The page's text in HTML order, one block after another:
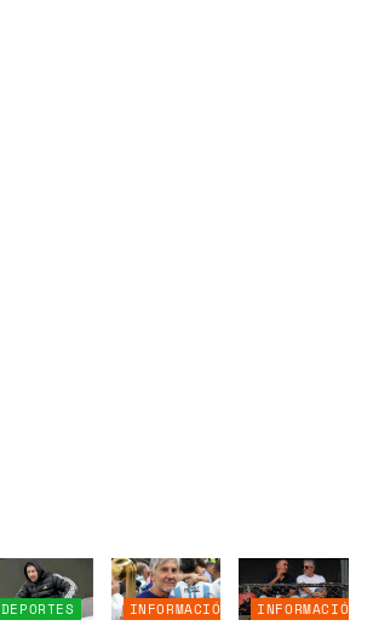
DEPORTES
INFORMACIÓN
INFORMACIÓN